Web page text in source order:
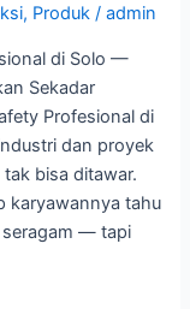
, Produk /admin
di Solo —
Sekadar
Profesional di
dan proyek
bisa ditawar.
karyawannya tahu
seragam — tapi